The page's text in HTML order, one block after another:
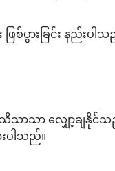
ြစ်ပွားခြင်း နည်း
ာသာ လျှော့ချနိုင်
ပါသည်။